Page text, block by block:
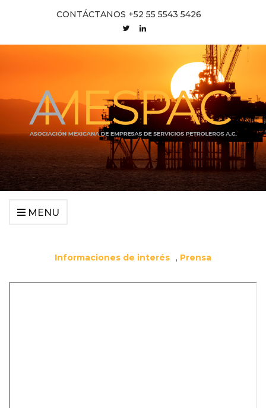
CONTÁCTANOS +52 55 5543 5426
MENU
Informaciones de interés , Prensa